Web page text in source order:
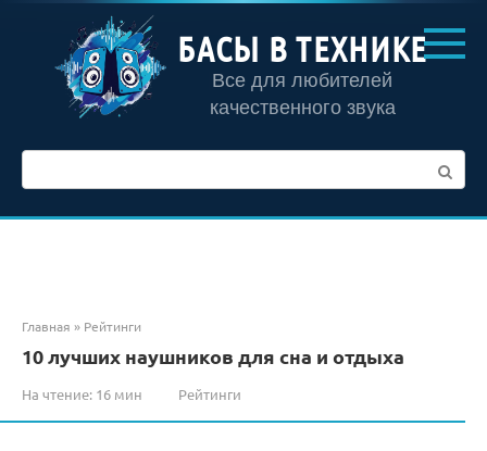
контенту
БАСЫ В ТЕХНИКЕ
Все для любителей
качественного звука
Главная » Рейтинги
10 лучших наушников для сна и отдыха
На чтение: 16 мин Рейтинги